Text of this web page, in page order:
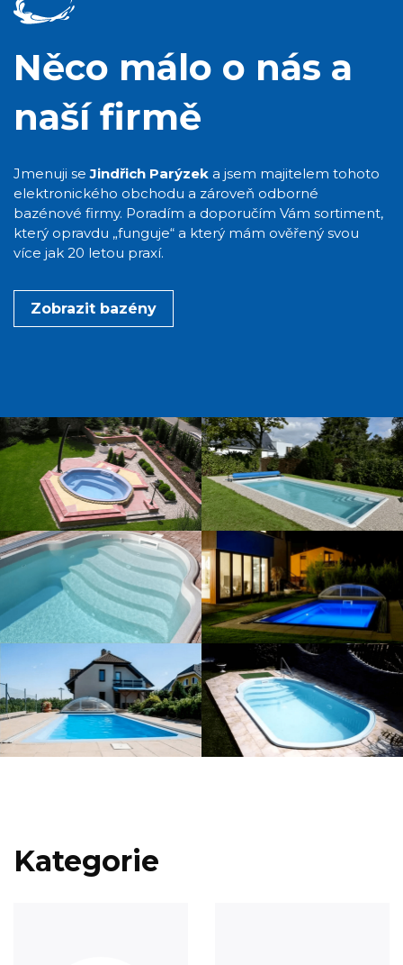
Něco málo o nás a
naší firmě
Jmenuji seJindřich Parýzek a jsem majitelem tohoto
elektronického obchodu a zároveň odborné
bazénové firmy. Poradím a doporučím Vám sortiment,
který opravdu „funguje“ a který mám ověřený svou
více jak 20 letou praxí.
Zobrazit bazény
Kategorie